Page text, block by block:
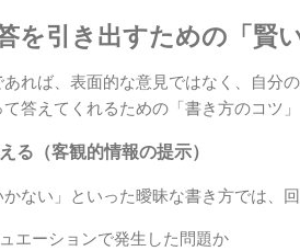
を引き出すための「賢い
れば、表面的な意見ではなく、自分
答えてくれるための「書き方のコツ
る（客観的情報の提示）
かない」といった曖昧な書き方では、
エーションで発生した問題か